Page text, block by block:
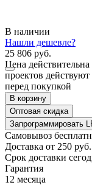
В наличии
Нашли дешевле?
25 806 руб.
Цена
проектов
перед покупкой
В корзину
Оптовая скидка
Запрограммировать
Самовывоз
Доставка от 250
Cрок доставки
Гарантия
12 месяца